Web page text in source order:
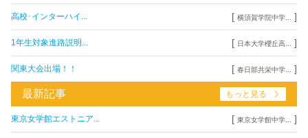
高校･インターハイ... [ 横須賀学院中学... ]
1年生対象進路説明... [ 日本大学櫻丘高... ]
関東大会出場！！ [ 春日部共栄中学... ]
最新記事 もっと見る
東京女学館エストニア... [ 東京女学館中学... ]